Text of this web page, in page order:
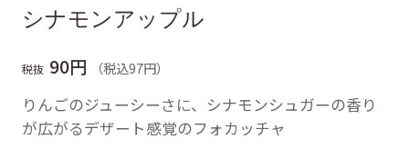
シナモンアップル
税抜 90円 （税込97円）
りんごのジューシーさに、シナモンシュガーの香り
が広がるデザート感覚のフォカッチャ